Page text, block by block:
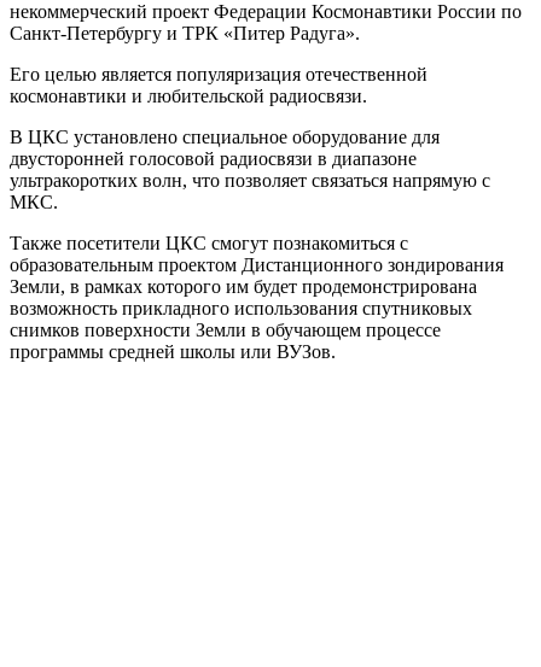
некоммерческий проект Федерации Космонавтики России по
Санкт-Петербургу и ТРК «Питер Радуга».
Его целью является популяризация отечественной
космонавтики и любительской радиосвязи.
В ЦКС установлено специальное оборудование для
двусторонней голосовой радиосвязи в диапазоне
ультракоротких волн, что позволяет связаться напрямую с
МКС.
Также посетители ЦКС смогут познакомиться с
образовательным проектом Дистанционного зондирования
Земли, в рамках которого им будет продемонстрирована
возможность прикладного использования спутниковых
снимков поверхности Земли в обучающем процессе
программы средней школы или ВУЗов.